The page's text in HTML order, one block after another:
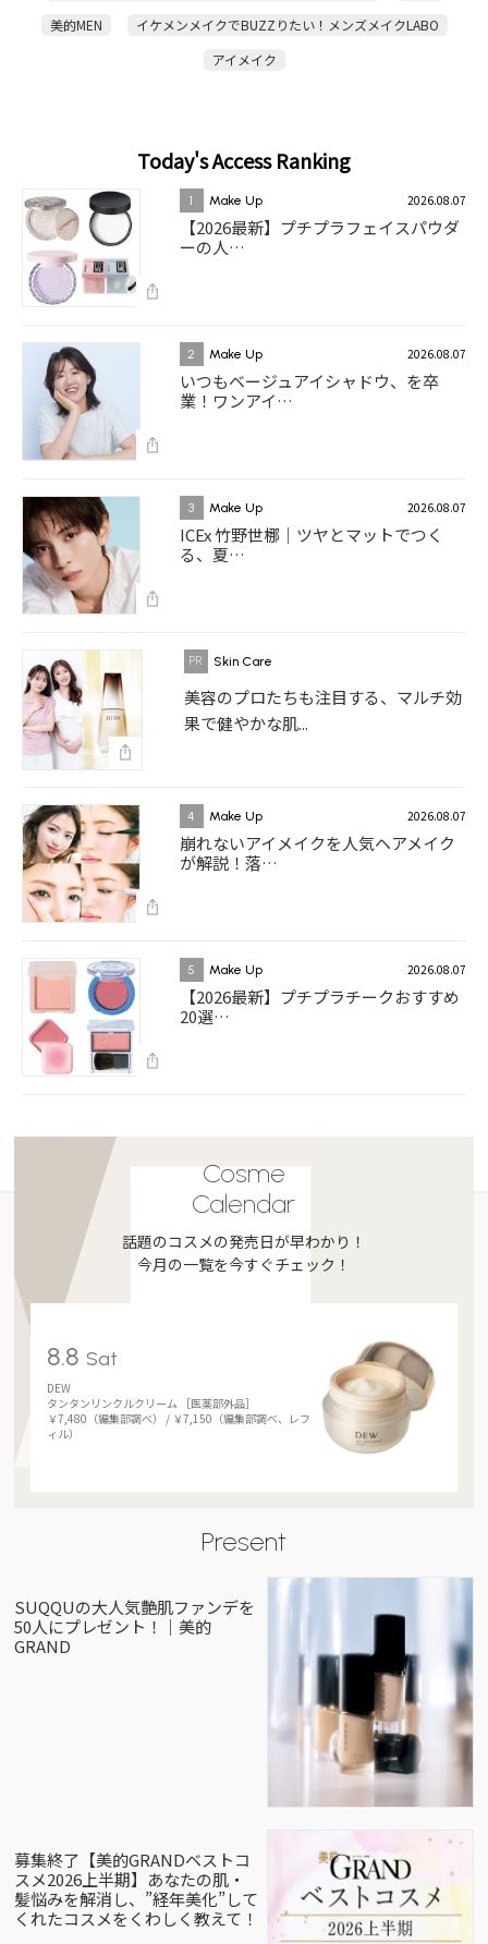
美的MEN
イケメンメイクでBUZZりたい！メンズメイクLABO
アイメイク
Today's Access Ranking
1 Make Up 2026.08.07
【2026最新】プチプラフェイスパウダ
ーの人…
2 Make Up 2026.08.07
いつもベージュアイシャドウ、を卒
業！ワンアイ…
3 Make Up 2026.08.07
ICEx 竹野世梛｜ツヤとマットでつく
る、夏…
Skin Care
美容のプロたちも注目する、マルチ効
果で健やかな肌...
4 Make Up 2026.08.07
崩れないアイメイクを人気ヘアメイク
が解説！落…
5 Make Up 2026.08.07
【2026最新】プチプラチークおすすめ
20選…
Cosme
Calendar
話題のコスメの発売日が早わかり！
今月の一覧を今すぐチェック！
8.8 Sat
DEW
タンタンリンクルクリーム ［医薬部外品］
￥7,480（編集部調べ） / ￥7,150（編集部調べ、レフ
ィル）
Present
SUQQUの大人気艶肌ファンデを
50人にプレゼント！｜美的
GRAND
募集終了【美的GRANDベストコ
スメ2026上半期】あなたの肌・
髪悩みを解消し、”経年美化”して
くれたコスメをくわしく教えて！